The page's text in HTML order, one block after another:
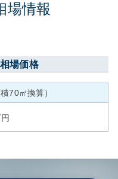
場情報
場価格
70㎡換算）